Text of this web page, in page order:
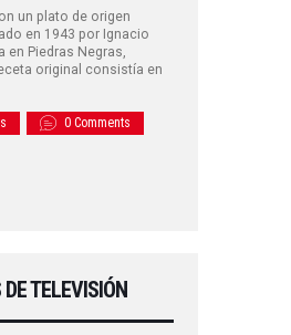
un plato de origen
en 1943 por Ignacio
en Piedras Negras,
original consistía en
0 Comments
TELEVISIÓN